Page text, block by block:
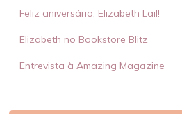
Feliz aniversário, Elizabeth Lail!
Elizabeth no Bookstore Blitz
Entrevista à Amazing Magazine